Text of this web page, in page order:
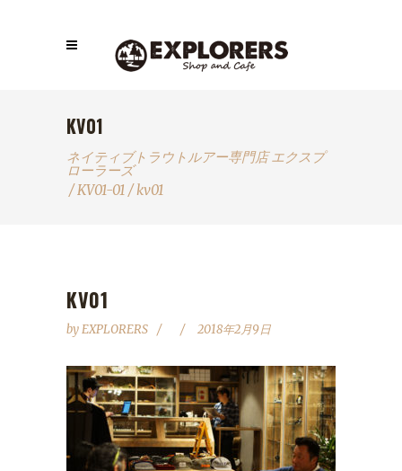
KV01
ネイティブトラウトルアー専門店 エクスプ
ローラーズ
/KV01-01 /kv01
KV01
byEXPLORERS 2018年2月9日